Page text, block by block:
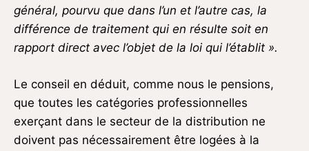
général, pourvu que dans l’un et l’autre cas, la
différence de traitement qui en résulte soit en
rapport direct avec l’objet de la loi qui l’établit ».
Le conseil en déduit, comme nous le pensions,
que toutes les catégories professionnelles
exerçant dans le secteur de la distribution ne
doivent pas nécessairement être logées à la